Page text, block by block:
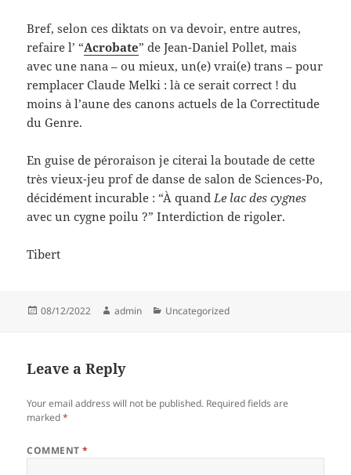
Bref, selon ces diktats on va devoir, entre autres,
refaire l’ “Acrobate” de Jean-Daniel Pollet, mais
avec une nana – ou mieux, un(e) vrai(e) trans – pour
remplacer Claude Melki : là ce serait correct ! du
moins à l’aune des canons actuels de la Correctitude
du Genre.
En guise de péroraison je citerai la boutade de cette
très vieux-jeu prof de danse de salon de Sciences-Po,
décidément incurable : “À quandLe lac des cygnes
avec un cygne poilu ?” Interdiction de rigoler.
Tibert
Posted
08/12/2022 Author
admin Categories
Uncategorized
Leave a Reply
Your email address will not be published. Required fields are
marked*
COMMENT*